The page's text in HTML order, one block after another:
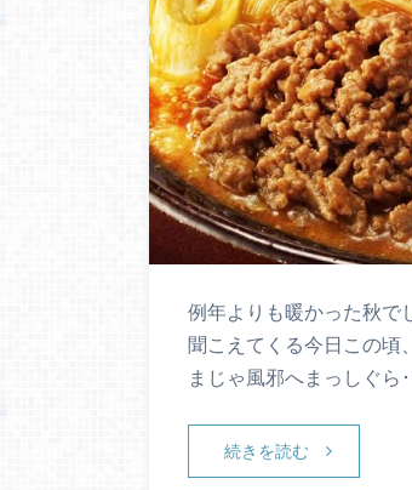
例年よりも暖かった秋で
聞こえてくる今日この頃
まじゃ風邪へまっしぐら
続きを読む